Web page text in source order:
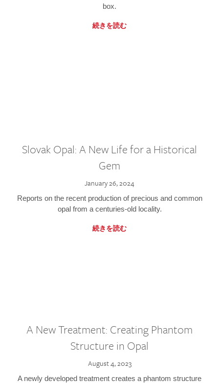
box.
続きを読む
Slovak Opal: A New Life for a Historical
Gem
January 26, 2024
Reports on the recent production of precious and common
opal from a centuries-old locality.
続きを読む
A New Treatment: Creating Phantom
Structure in Opal
August 4, 2023
A newly developed treatment creates a phantom structure